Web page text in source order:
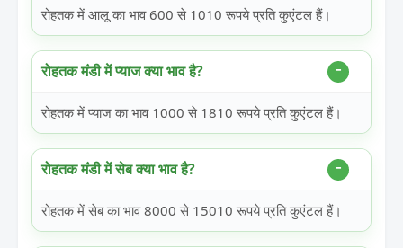
रोहतक में आलू का भाव 600 से 1010 रूपये प्रति कुएंटल हैं।
रोहतक मंडी में प्याज क्या भाव है?
रोहतक में प्याज का भाव 1000 से 1810 रूपये प्रति कुएंटल हैं।
रोहतक मंडी में सेब क्या भाव है?
रोहतक में सेब का भाव 8000 से 15010 रूपये प्रति कुएंटल हैं।